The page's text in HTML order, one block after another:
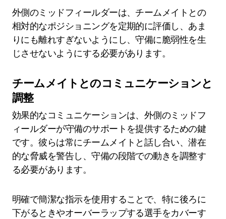
外側のミッドフィールダーは、チームメイトとの
相対的なポジショニングを定期的に評価し、あま
りにも離れすぎないようにし、守備に脆弱性を生
じさせないようにする必要があります。
チームメイトとのコミュニケーションと
調整
効果的なコミュニケーションは、外側のミッドフ
ィールダーが守備のサポートを提供するための鍵
です。彼らは常にチームメイトと話し合い、潜在
的な脅威を警告し、守備の段階での動きを調整す
る必要があります。
明確で簡潔な指示を使用することで、特に後ろに
下がるときやオーバーラップする選手をカバーす